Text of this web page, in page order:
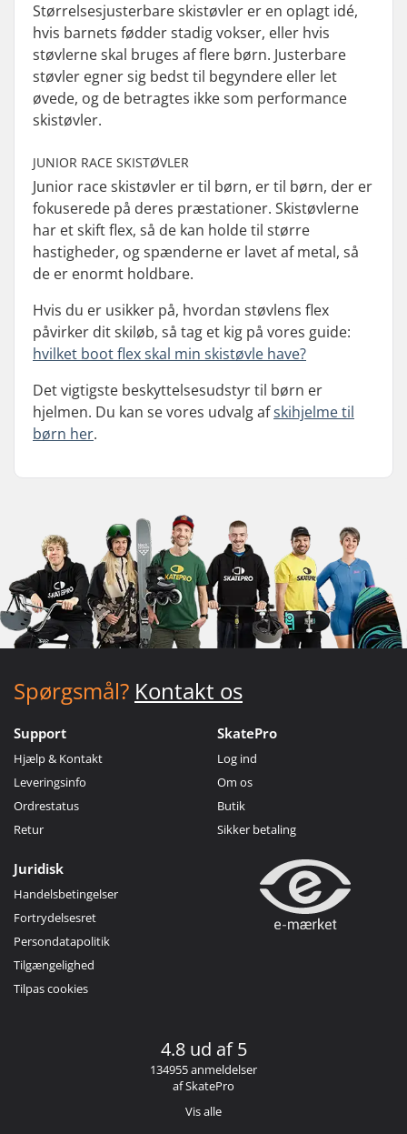
Størrelsesjusterbare skistøvler er en oplagt idé,
hvis barnets fødder stadig vokser, eller hvis
støvlerne skal bruges af flere børn. Justerbare
støvler egner sig bedst til begyndere eller let
øvede, og de betragtes ikke som performance
skistøvler.
JUNIOR RACE SKISTØVLER
Junior race skistøvler er til børn, er til børn, der er
fokuserede på deres præstationer. Skistøvlerne
har et skift flex, så de kan holde til større
hastigheder, og spænderne er lavet af metal, så
de er enormt holdbare.
Hvis du er usikker på, hvordan støvlens flex
påvirker dit skiløb, så tag et kig på vores guide:
hvilket boot flex skal min skistøvle have?
Det vigtigste beskyttelsesudstyr til børn er
hjelmen. Du kan se vores udvalg afskihjelme til
børn her.
Spørgsmål? Kontakt os
Support
Hjælp & Kontakt
Leveringsinfo
Ordrestatus
Retur
SkatePro
Log ind
Om os
Butik
Sikker betaling
Juridisk
Handelsbetingelser
Fortrydelsesret
Persondatapolitik
Tilgængelighed
Tilpas cookies
4.8 ud af 5
134955 anmeldelser
af SkatePro
Vis alle